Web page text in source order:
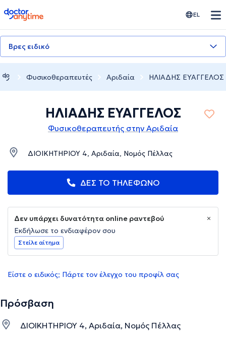
doctoranytime EL
Βρες ειδικό
Φυσικοθεραπευτές Αριδαία ΗΛΙΑΔΗΣ ΕΥΑΓΓΕΛΟΣ
ΗΛΙΑΔΗΣ ΕΥΑΓΓΕΛΟΣ
Φυσικοθεραπευτής στην Αριδαία
ΔΙΟΙΚΗΤΗΡΙΟΥ 4, Αριδαία, Νομός Πέλλας
ΔΕΣ ΤΟ ΤΗΛΕΦΩΝΟ
Δεν υπάρχει δυνατότητα online ραντεβού
Εκδήλωσε το ενδιαφέρον σου
Στείλε αίτημα
Είστε ο ειδικός; Πάρτε τον έλεγχο του προφίλ σας
Πρόσβαση
ΔΙΟΙΚΗΤΗΡΙΟΥ 4, Αριδαία, Νομός Πέλλας